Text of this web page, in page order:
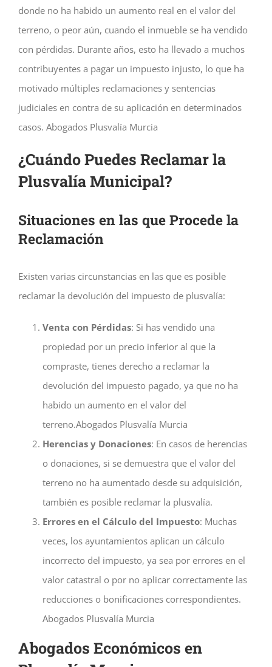
donde no ha habido un aumento real en el valor del
terreno, o peor aún, cuando el inmueble se ha vendido
con pérdidas. Durante años, esto ha llevado a muchos
contribuyentes a pagar un impuesto injusto, lo que ha
motivado múltiples reclamaciones y sentencias
judiciales en contra de su aplicación en determinados
casos. Abogados Plusvalía Murcia
¿Cuándo Puedes Reclamar la
Plusvalía Municipal?
Situaciones en las que Procede la
Reclamación
Existen varias circunstancias en las que es posible
reclamar la devolución del impuesto de plusvalía:
Venta con Pérdidas: Si has vendido una
propiedad por un precio inferior al que la
compraste, tienes derecho a reclamar la
devolución del impuesto pagado, ya que no ha
habido un aumento en el valor del
terreno.Abogados Plusvalía Murcia
Herencias y Donaciones: En casos de herencias
o donaciones, si se demuestra que el valor del
terreno no ha aumentado desde su adquisición,
también es posible reclamar la plusvalía.
Errores en el Cálculo del Impuesto: Muchas
veces, los ayuntamientos aplican un cálculo
incorrecto del impuesto, ya sea por errores en el
valor catastral o por no aplicar correctamente las
reducciones o bonificaciones correspondientes.
Abogados Plusvalía Murcia
Abogados Económicos en